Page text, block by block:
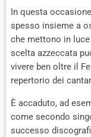
In questa
spesso insieme a
che mettono in
scelta azzeccata
vivere ben oltre il
repertorio dei
È accaduto, ad
come secondo
successo